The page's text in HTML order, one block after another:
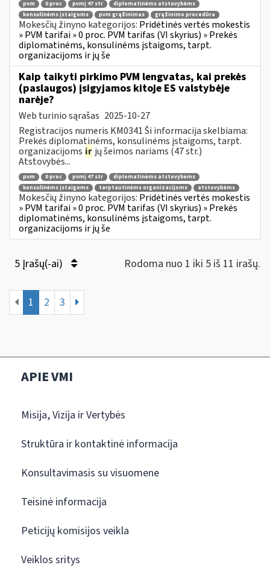
pvm 0 proc pvmį 47 str
diplomatinėms atstovybėms
konsulinėms įstaigoms
pvm grąžinimas grąžinimo procedūra
Mokesčių žinyno kategorijos: Pridėtinės vertės mokestis
» PVM tarifai » 0 proc. PVM tarifas (VI skyrius) » Prekės
diplomatinėms, konsulinėms įstaigoms, tarpt.
organizacijoms ir jų še
Kaip taikyti pirkimo PVM lengvatas, kai prekės
(paslaugos) įsigyjamos kitoje ES valstybėje
narėje?
Web turinio sąrašas 2025-10-27
Registracijos numeris KM0341 Ši informacija skelbiama:
Prekės diplomatinėms, konsulinėms įstaigoms, tarpt.
organizacijoms ir jų šeimos nariams (47 str.)
Atstovybės...
pvm 0 proc pvmį 47 str
diplomatinėms atstovybėms
konsulinėms įstaigoms
tarptautinėms organizacijoms atstovybėms
Mokesčių žinyno kategorijos: Pridėtinės vertės mokestis
» PVM tarifai » 0 proc. PVM tarifas (VI skyrius) » Prekės
diplomatinėms, konsulinėms įstaigoms, tarpt.
organizacijoms ir jų še
5 Įrašų(-ai) Rodoma nuo 1 iki 5 iš 11 irašų.
1 2 3
APIE VMI
Misija, Vizija ir Vertybės
Struktūra ir kontaktinė informacija
Konsultavimasis su visuomene
Teisinė informacija
Peticijų komisijos veikla
Veiklos sritys